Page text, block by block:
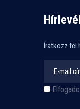
Hírlevél
Íratkozz fel